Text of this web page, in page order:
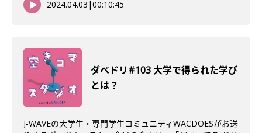
2024.04.03 |00:10:45
ダべドリ#103 大学で得られた学び
とは？
J-WAVEの大学生・専門学生コミュニティWACDOESがお送